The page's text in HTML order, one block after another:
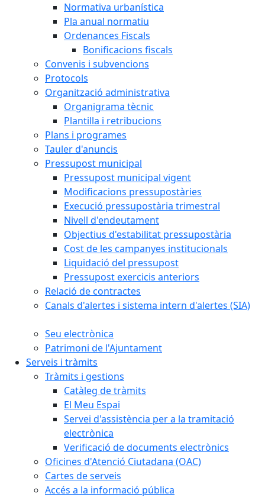
Normativa urbanística
Pla anual normatiu
Ordenances Fiscals
Bonificacions fiscals
Convenis i subvencions
Protocols
Organització administrativa
Organigrama tècnic
Plantilla i retribucions
Plans i programes
Tauler d'anuncis
Pressupost municipal
Pressupost municipal vigent
Modificacions pressupostàries
Execució pressupostària trimestral
Nivell d'endeutament
Objectius d'estabilitat pressupostària
Cost de les campanyes institucionals
Liquidació del pressupost
Pressupost exercicis anteriors
Relació de contractes
Canals d'alertes i sistema intern d'alertes (SIA)
Seu electrònica
Patrimoni de l'Ajuntament
Serveis i tràmits
Tràmits i gestions
Catàleg de tràmits
El Meu Espai
Servei d'assistència per a la tramitació
electrònica
Verificació de documents electrònics
Oficines d'Atenció Ciutadana (OAC)
Cartes de serveis
Accés a la informació pública